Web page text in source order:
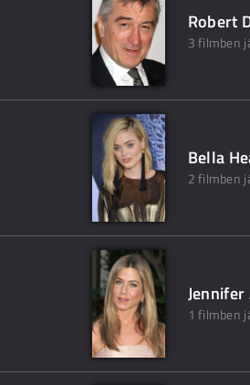
Robert
3 filmben
Bella
2 filmben
1 filmben